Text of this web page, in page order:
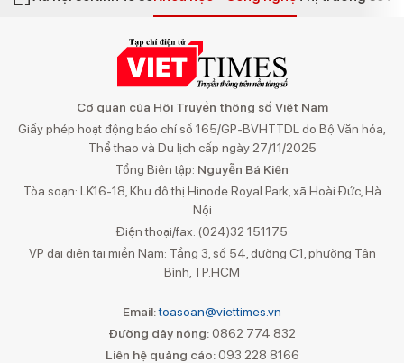
Cơ quan của Hội Truyền thông số Việt Nam
Giấy phép hoạt động báo chí số 165/GP-BVHTTDL do Bộ Văn hóa,
Thể thao và Du lịch cấp ngày 27/11/2025
Tổng Biên tập: Nguyễn Bá Kiên
Tòa soạn: LK16-18, Khu đô thị Hinode Royal Park, xã Hoài Đức, Hà
Nội
Điện thoại/fax: (024)32 151175
VP đại diện tại miền Nam: Tầng 3, số 54, đường C1, phường Tân
Bình, TP.HCM
Email:toasoan@viettimes.vn
Đường dây nóng: 0862 774 832
Liên hệ quảng cáo:093 228 8166